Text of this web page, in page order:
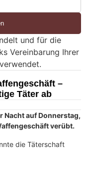
und für die
Vereinbarung Ihrer
–
Täter ab